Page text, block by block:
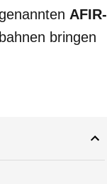
AFIR-
bringen